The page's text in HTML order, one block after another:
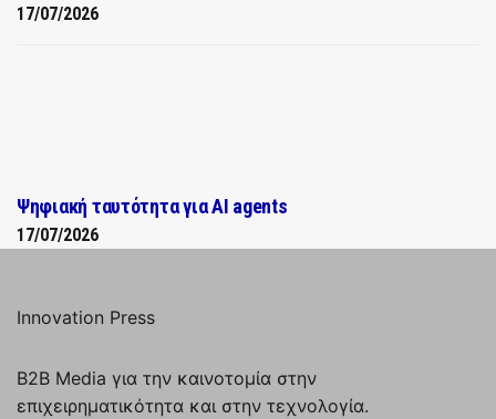
17/07/2026
Ψηφιακή ταυτότητα για AI agents
17/07/2026
Innovation Press
B2B Media για την καινοτομία στην
επιχειρηματικότητα και στην τεχνολογία.